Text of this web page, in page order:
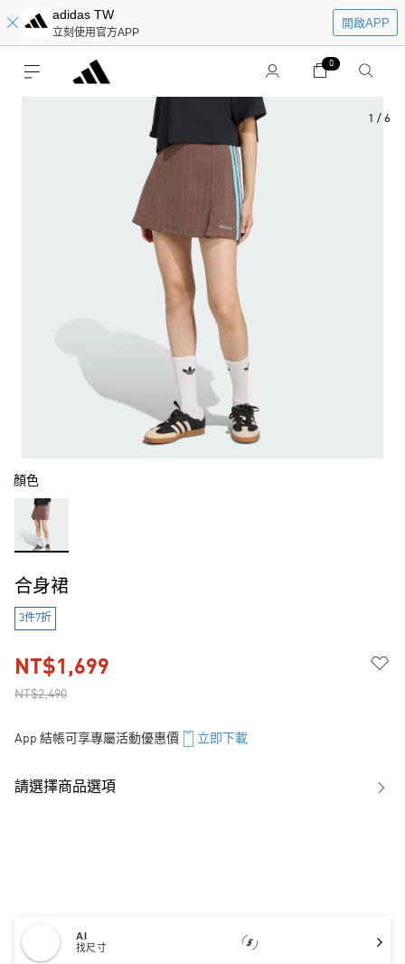
adidas TW
立刻使用官方APP
開啟APP
0
1 / 6
顏色
合身裙
3件7折
NT$2,490
NT$1,699
App 結帳可享專屬活動優惠價 立即下載
請選擇商品選項
AI
找尺寸